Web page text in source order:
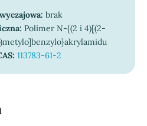
brak
Polimer N-{(2 i 4)[(2-
113783-61-2